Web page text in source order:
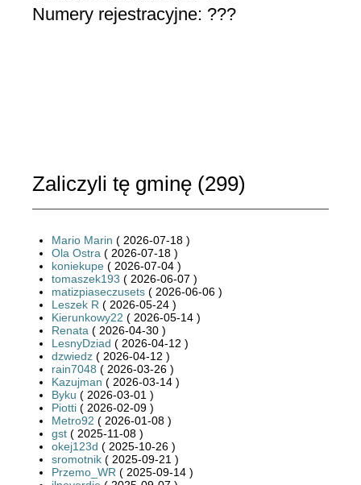
Numery rejestracyjne: ???
Zaliczyli tę gminę (299)
Mario Marin ( 2026-07-18 )
Ola Ostra ( 2026-07-18 )
koniekupe ( 2026-07-04 )
tomaszek193 ( 2026-06-07 )
matizpiaseczusets ( 2026-06-06 )
Leszek R ( 2026-05-24 )
Kierunkowy22 ( 2026-05-14 )
Renata ( 2026-04-30 )
LesnyDziad ( 2026-04-12 )
dzwiedz ( 2026-04-12 )
rain7048 ( 2026-03-26 )
Kazujman ( 2026-03-14 )
Byku ( 2026-03-01 )
Piotti ( 2026-02-09 )
Metro92 ( 2026-01-08 )
gst ( 2025-11-08 )
okej123d ( 2025-10-26 )
sromotnik ( 2025-09-21 )
Przemo_WR ( 2025-09-14 )